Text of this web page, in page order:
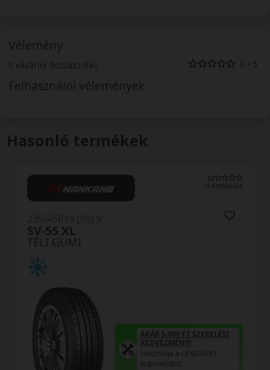
Vélemény
0 vásárlói hozzászólás 0 / 5
Felhasználói vélemények
Hasonló termékek
0 értékelés
TÉLI GUMI
Observe EWS1 XL
AKÁR 5.000 FT SZERELÉSI
KEDVEZMÉNY!
Használja a LENDÜLET
kuponkódot!